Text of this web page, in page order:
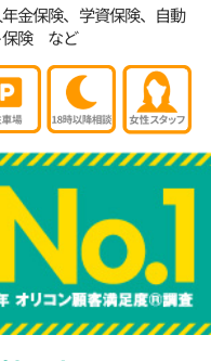
金保険、学資保険、自動
保険 など